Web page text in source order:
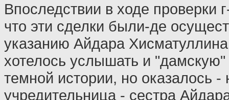
Впоследствии в ходе проверки
что эти сделки были-де
указанию Айдара
хотелось услышать и
темной истории, но оказалось -
учредительница - сестра